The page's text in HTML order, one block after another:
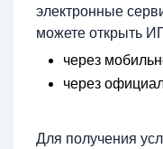
электронные
можете открыть
через
через
Для получения